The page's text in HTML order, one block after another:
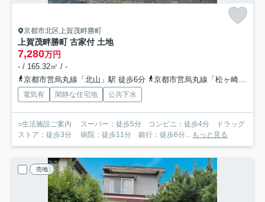
京都市北区上賀茂畔勝町
上賀茂畔勝町 古家付 土地
7,280万円
- / 165.32㎡ / -
京都市営烏丸線「北山」駅 徒歩6分
京都市営烏丸線「松ヶ崎」駅 徒歩18分
電気有 閑静な住宅地 公共下水
○生活施設ご案内 スーパー：徒歩5分 コンビニ：徒歩4分 ドラッグ
ストア：徒歩3分 病院：徒歩11分 銀行：徒歩6分... もっと見る
売地